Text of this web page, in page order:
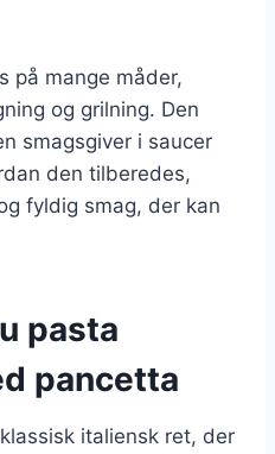
på mange måder,
og grilning. Den
smagsgiver i saucer
den tilberedes,
fyldig smag, der kan
pasta
pancetta
italiensk ret, der